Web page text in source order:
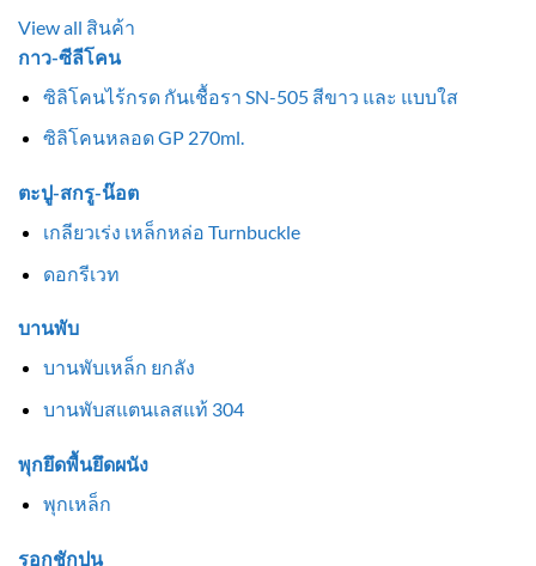
View all สินค้า
กาว-ซีลีโคน
ซิลิโคนไร้กรด กันเชื้อรา SN-505 สีขาว และ แบบใส
ซิลิโคนหลอด GP 270ml.
ตะปู-สกรู-น๊อต
เกลียวเร่ง เหล็กหล่อ Turnbuckle
ดอกรีเวท
บานพับ
บานพับเหล็ก ยกลัง
บานพับสแตนเลสแท้ 304
พุกยึดพื้นยึดผนัง
พุกเหล็ก
รอกชักปูน